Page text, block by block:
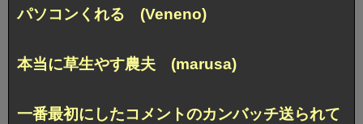
パソコンくれる (Veneno)
本当に草生やす農夫 (marusa)
一番最初にしたコメントのカンバッチ送られて